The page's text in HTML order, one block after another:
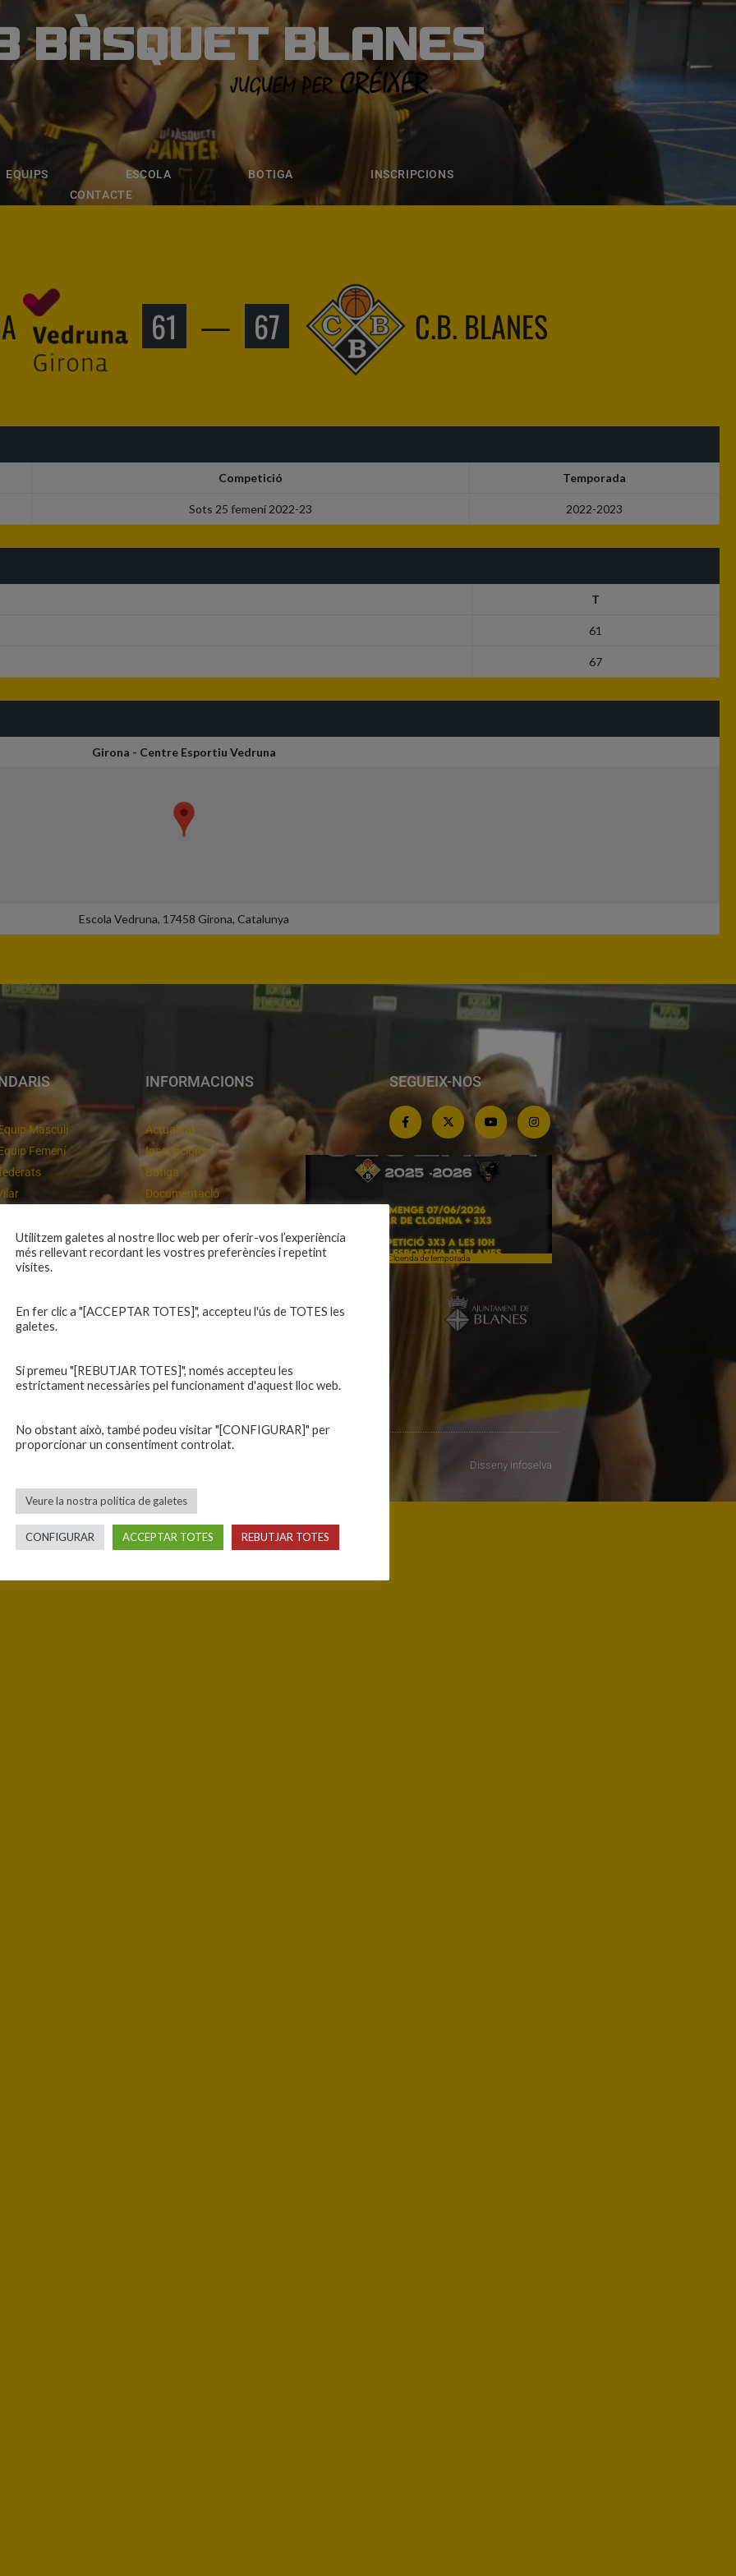
BÀSQUET BLANES
EQUIPS ESCOLA BOTIGA
INSCRIPCIONS
CONTACTE
BLANES
ESCOLA BOTIGA INSCRIPCIONS
61 — 67 C.B. BLANES
Competició Temporada
Sots 25 femení 2022-23 2022-2023
T
61
67
Girona - Centre Esportiu Vedruna
Escola Vedruna, 17458 Girona, Catalunya
Masculí
Femení
inferiors
casa
INFORMACIONS
Actualitat
Inscripcions
Botiga
Documentació
Intranet
Contacte
SEGUEIX-NOS
Un final rodó Cloenda de temporada
Disseny infoselva
Utilitzem galetes al nostre lloc web per oferir-vos l’experiència
més rellevant recordant les vostres preferències i repetint
visites.
En fer clic a "[ACCEPTAR TOTES]", accepteu l'ús de TOTES les
galetes.
Si premeu "[REBUTJAR TOTES]", només accepteu les
estrictament necessàries pel funcionament d'aquest lloc web.
No obstant això, també podeu visitar "[CONFIGURAR]" per
proporcionar un consentiment controlat.
Veure la nostra política de galetes
CONFIGURAR ACCEPTAR TOTES REBUTJAR TOTES